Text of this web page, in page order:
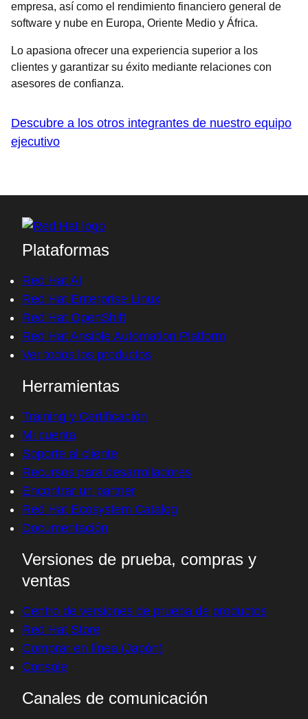
empresa, así como el rendimiento financiero general de
software y nube en Europa, Oriente Medio y África.
Lo apasiona ofrecer una experiencia superior a los
clientes y garantizar su éxito mediante relaciones con
asesores de confianza.
Descubre a los otros integrantes de nuestro equipo
ejecutivo
Plataformas
Red Hat AI
Red Hat Enterprise Linux
Red Hat OpenShift
Red Hat Ansible Automation Platform
Ver todos los productos
Herramientas
Training y Certificación
Mi cuenta
Soporte al cliente
Recursos para desarrolladores
Encontrar un partner
Red Hat Ecosystem Catalog
Documentación
Versiones de prueba, compras y
ventas
Centro de versiones de prueba de productos
Red Hat Store
Comprar en línea (Japón)
Console
Canales de comunicación